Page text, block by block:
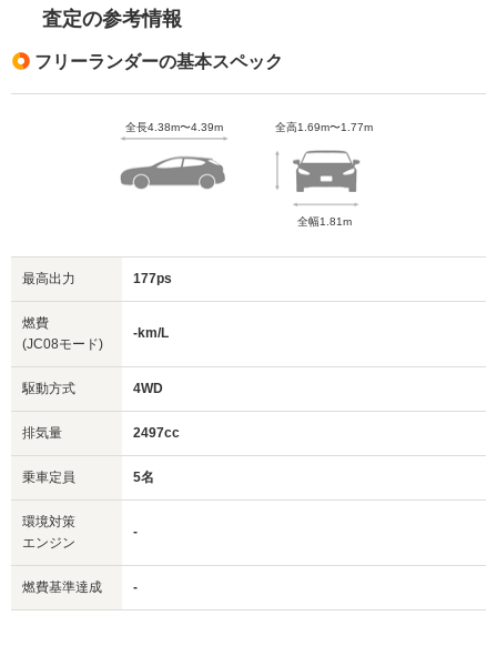
査定の参考情報
フリーランダーの基本スペック
全長4.38m〜4.39m 全高1.69m〜1.77m
全幅1.81m
最高出力 177ps
燃費
(JC08モード)
-km/L
駆動方式 4WD
排気量 2497cc
乗車定員 5名
環境対策
エンジン
-
燃費基準達成 -